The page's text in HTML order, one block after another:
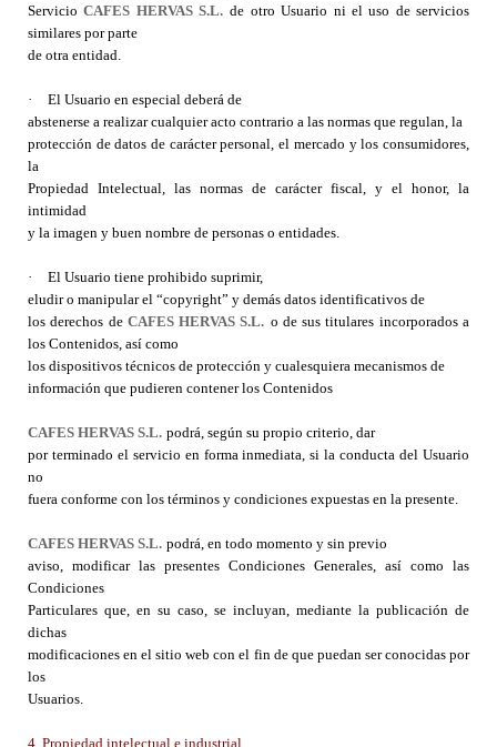
ServicioCAFES HERVAS S.L. de otro Usuario ni el uso de servicios
similares por parte
de otra entidad.
·
El Usuario en especial deberá de
abstenerse a realizar cualquier acto contrario a las normas que regulan, la
protección de datos de carácter personal, el mercado y los consumidores,
la
Propiedad Intelectual, las normas de carácter fiscal, y el honor, la
intimidad
y la imagen y buen nombre de personas o entidades.
·
El Usuario tiene prohibido suprimir,
eludir o manipular el “copyright” y demás datos identificativos de
los derechos de CAFES HERVAS S.L. o de sus titulares incorporados a
los Contenidos, así como
los dispositivos técnicos de protección y cualesquiera mecanismos de
información que pudieren contener los Contenidos
CAFES HERVAS S.L. podrá, según su propio criterio, dar
por terminado el servicio en forma inmediata, si la conducta del Usuario
no
fuera conforme con los términos y condiciones expuestas en la presente.
CAFES HERVAS S.L. podrá, en todo momento y sin previo
aviso, modificar las presentes Condiciones Generales, así como las
Condiciones
Particulares que, en su caso, se incluyan, mediante la publicación de
dichas
modificaciones en el sitio web con el fin de que puedan ser conocidas por
los
Usuarios.
4. Propiedad intelectual e industrial